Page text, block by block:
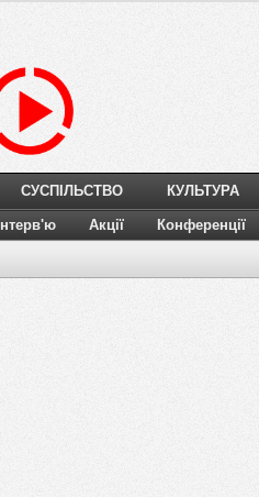
СУСПІЛЬСТВО КУЛЬТУРА
Інтерв'ю Акції Конференції